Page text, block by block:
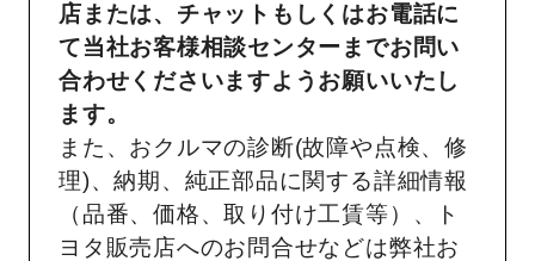
店または、チャットもしくはお電話に
て当社お客様相談センターまでお問い
合わせくださいますようお願いいたし
ます。
また、おクルマの診断(故障や点検、修
理)、納期、純正部品に関する詳細情報
（品番、価格、取り付け工賃等）、ト
ヨタ販売店へのお問合せなどは弊社お